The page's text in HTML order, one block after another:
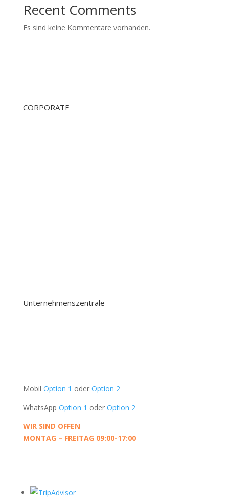
Recent Comments
Es sind keine Kommentare vorhanden.
CORPORATE
Unternehmenszentrale
Mobil Option 1 oder Option 2
WhatsApp Option 1 oder Option 2
WIR SIND OFFEN
MONTAG – FREITAG 09:00-17:00